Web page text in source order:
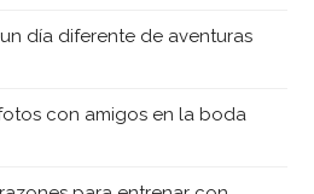
día diferente de aventuras
con amigos en la boda